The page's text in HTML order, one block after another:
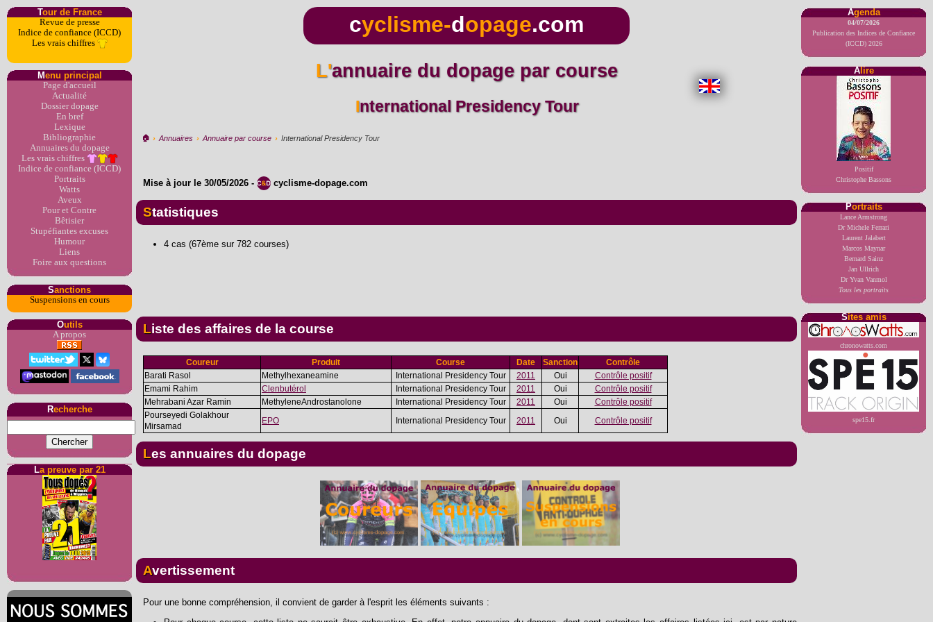
Tour de France
Revue de presse
Indice de confiance (ICCD)
Les vrais chiffres
Menu principal
Page d'accueil
Actualité
Dossier dopage
En bref
Lexique
Bibliographie
Annuaires du dopage
Les vrais chiffres
Indice de confiance (ICCD)
Portraits
Watts
Aveux
Pour et Contre
Bêtisier
Stupéfiantes excuses
Humour
Liens
Foire aux questions
Sanctions
Suspensions en cours
Outils
A propos
Recherche
La preuve par 21
Agenda
04/07/2026
Publication des Indices de Confiance
(ICCD) 2026
Alire
Positif
Christophe Bassons
Portraits
Lance Armstrong
Dr Michele Ferrari
Laurent Jalabert
Marcos Maynar
Bernard Sainz
Jan Ullrich
Dr Yvan Vanmol
Tous les portraits
Sites amis
chronowatts.com
spe15.fr
cyclisme-dopage.com
L'annuaire du dopage par course
International Presidency Tour
🏠︎ › Annuaires › Annuaire par course › International Presidency Tour
Mise à jour le 30/05/2026 - cyclisme-dopage.com
Statistiques
4 cas (67ème sur 782 courses)
Liste des affaires de la course
Coureur Produit Course Date Sanction
Contrôle
Barati Rasol
Methylhexaneamine International Presidency Tour 2011 Oui
Contrôle positif
Emami Rahim
Clenbutérol International Presidency Tour 2011 Oui
Contrôle positif
Mehrabani Azar Ramin
MethyleneAndrostanolone International Presidency Tour 2011 Oui
Contrôle positif
Pourseyedi Golakhour
Mirsamad
EPO International Presidency Tour 2011 Oui Contrôle positif
Les annuaires du dopage
Avertissement
Pour une bonne compréhension, il convient de garder à l'esprit les éléments suivants :